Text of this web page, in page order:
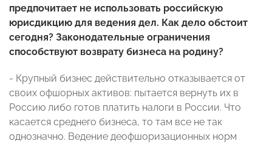
предпочитает не использовать российскую
юрисдикцию для ведения дел. Как дело обстоит
сегодня? Законодательные ограничения
способствуют возврату бизнеса на родину?
- Крупный бизнес действительно отказывается от
своих офшорных активов: пытается вернуть их в
Россию либо готов платить налоги в России. Что
касается среднего бизнеса, то там все не так
однозначно. Ведение деофшоризационных норм